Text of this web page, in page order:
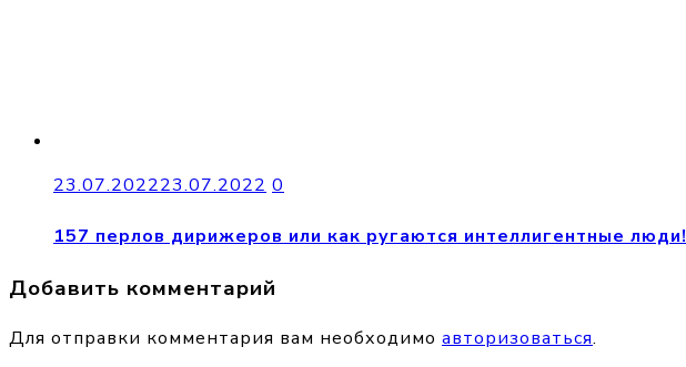
23.07.202223.07.2022 0
157 перлов дирижеров или как ругаются интеллигентные люди!
Добавить комментарий
Для отправки комментария вам необходимо авторизоваться.